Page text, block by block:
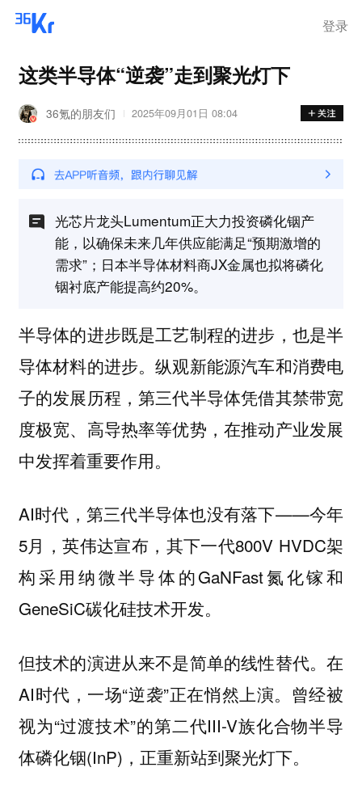
登录
这类半导体“逆袭”走到聚光灯下
36氪的朋友们 2025年09月01日 08:04
光芯片龙头Lumentum正大力投资磷化铟产
能，以确保未来几年供应能满足“预期激增的
需求”；日本半导体材料商JX金属也拟将磷化
铟衬底产能提高约20%。
半导体的进步既是工艺制程的进步，也是半
导体材料的进步。纵观新能源汽车和消费电
子的发展历程，第三代半导体凭借其禁带宽
度极宽、高导热率等优势，在推动产业发展
中发挥着重要作用。
AI时代，第三代半导体也没有落下——今年
5月，英伟达宣布，其下一代800V HVDC架
构采用纳微半导体的GaNFast氮化镓和
GeneSiC碳化硅技术开发。
但技术的演进从来不是简单的线性替代。在
AI时代，一场“逆袭”正在悄然上演。曾经被
视为“过渡技术”的第二代III-V族化合物半导
体磷化铟(InP)，正重新站到聚光灯下。